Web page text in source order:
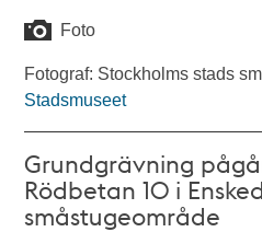
Foto
Fotograf: Stockholms stads
Stadsmuseet
Grundgrävning
Rödbetan 10 i
småstugeområde